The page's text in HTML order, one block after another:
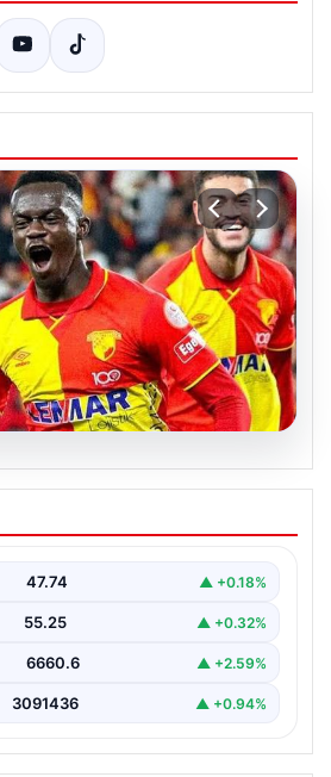
Yine dev satış
47.74 ▲ +0.18%
55.25 ▲ +0.32%
6660.6 ▲ +2.59%
3091436 ▲ +0.94%